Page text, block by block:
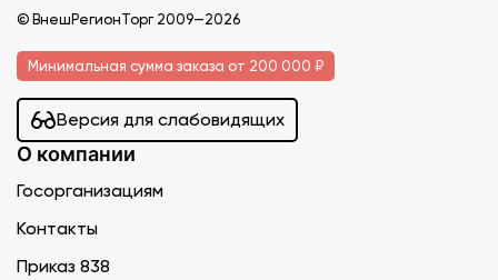
© ВнешРегионТорг 2009—2026
Минимальная сумма заказа от 200 000 ₽
Версия для слабовидящих
О компании
Госорганизациям
Контакты
Приказ 838